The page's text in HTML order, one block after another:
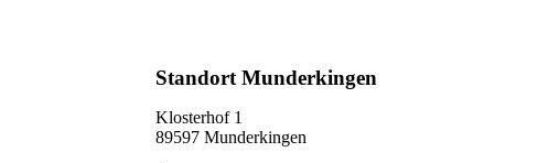
Standort Munderkingen
Klosterhof 1
89597 Munderkingen